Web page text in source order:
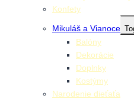
Konfety
Mikuláš a Vianoce
Balóny
Dekorácie
Doplnky
Kostýmy
Narodenie dieťaťa